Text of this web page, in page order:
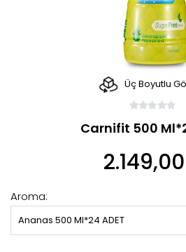
Üç Boyutlu
Carnifit 500
Aroma:
Ananas 500 Ml*24 ADET